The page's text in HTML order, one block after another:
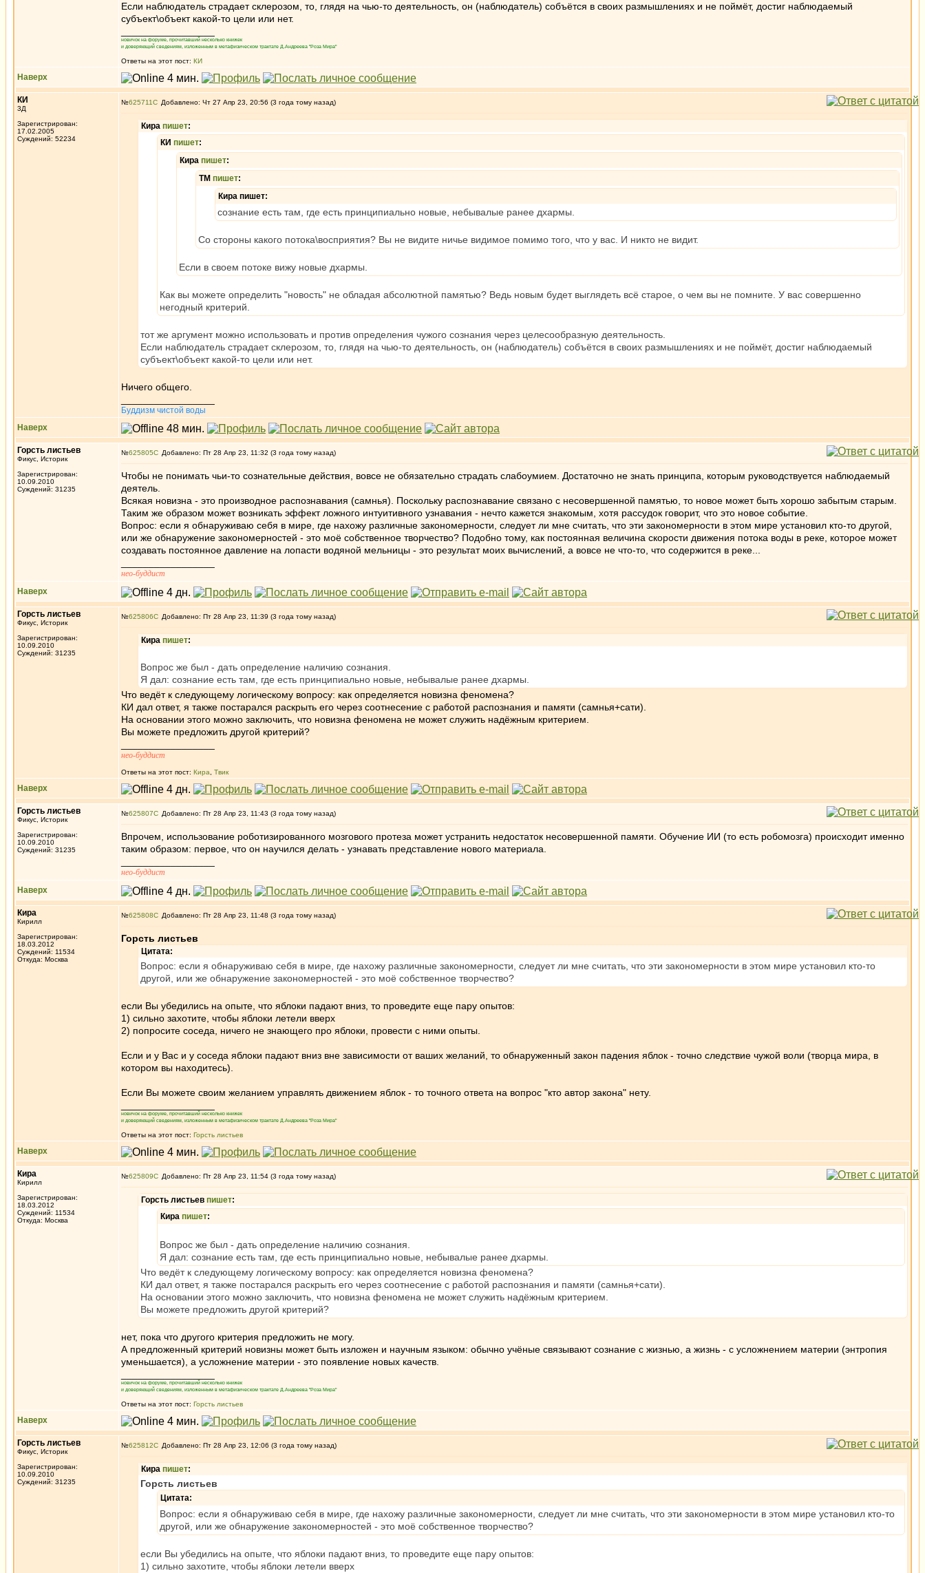
Если наблюдатель страдает склерозом, то, глядя на чью-то деятельность, он (наблюдатель) собъётся в своих размышлениях и не поймёт, достиг наблюдаемый
субъект\объект какой-то цели или нет.
новичок на форуме, прочитавший несколько книжек
и доверяющий сведениям, изложенным в метафизическом трактате Д.Андреева "Роза Мира"
Ответы на этот пост: КИ
Наверх
КИ
3Д
Зарегистрирован:
17.02.2005
Суждений: 52234
№625711 Добавлено: Чт 27 Апр 23, 20:56 (3 года тому назад)
Кира пишет:
КИ пишет:
Кира пишет:
ТМ пишет:
Кира пишет:
сознание есть там, где есть принципиально новые, небывалые ранее дхармы.
Со стороны какого потока\восприятия? Вы не видите ничье видимое помимо того, что у вас. И никто не видит.
Если в своем потоке вижу новые дхармы.
Как вы можете определить "новость" не обладая абсолютной памятью? Ведь новым будет выглядеть всё старое, о чем вы не помните. У вас совершенно
негодный критерий.
тот же аргумент можно использовать и против определения чужого сознания через целесообразную деятельность.
Если наблюдатель страдает склерозом, то, глядя на чью-то деятельность, он (наблюдатель) собъётся в своих размышлениях и не поймёт, достиг наблюдаемый
субъект\объект какой-то цели или нет.
Ничего общего.
Буддизм чистой воды
Наверх
Горсть листьев
Фикус, Историк
Зарегистрирован:
10.09.2010
Суждений: 31235
№625805 Добавлено: Пт 28 Апр 23, 11:32 (3 года тому назад)
Чтобы не понимать чьи-то сознательные действия, вовсе не обязательно страдать слабоумием. Достаточно не знать принципа, которым руководствуется наблюдаемый
деятель.
Всякая новизна - это производное распознавания (самнья). Поскольку распознавание связано с несовершенной памятью, то новое может быть хорошо забытым старым.
Таким же образом может возникать эффект ложного интуитивного узнавания - нечто кажется знакомым, хотя рассудок говорит, что это новое событие.
Вопрос: если я обнаруживаю себя в мире, где нахожу различные закономерности, следует ли мне считать, что эти закономерности в этом мире установил кто-то другой,
или же обнаружение закономерностей - это моё собственное творчество? Подобно тому, как постоянная величина скорости движения потока воды в реке, которое может
создавать постоянное давление на лопасти водяной мельницы - это результат моих вычислений, а вовсе не что-то, что содержится в реке...
нео-буддист
Наверх
Горсть листьев
Фикус, Историк
Зарегистрирован:
10.09.2010
Суждений: 31235
№625806 Добавлено: Пт 28 Апр 23, 11:39 (3 года тому назад)
Кира пишет:
Вопрос же был - дать определение наличию сознания.
Я дал: сознание есть там, где есть принципиально новые, небывалые ранее дхармы.
Что ведёт к следующему логическому вопросу: как определяется новизна феномена?
КИ дал ответ, я также постарался раскрыть его через соотнесение с работой распознания и памяти (самнья+сати).
На основании этого можно заключить, что новизна феномена не может служить надёжным критерием.
Вы можете предложить другой критерий?
нео-буддист
Ответы на этот пост: Кира Твик
Наверх
Горсть листьев
Фикус, Историк
Зарегистрирован:
10.09.2010
Суждений: 31235
№625807 Добавлено: Пт 28 Апр 23, 11:43 (3 года тому назад)
Впрочем, использование роботизированного мозгового протеза может устранить недостаток несовершенной памяти. Обучение ИИ (то есть робомозга) происходит именно
таким образом: первое, что он научился делать - узнавать представление нового материала.
нео-буддист
Наверх
Кира
Кирилл
Зарегистрирован:
18.03.2012
Суждений: 11534
Откуда: Москва
№625808 Добавлено: Пт 28 Апр 23, 11:48 (3 года тому назад)
Горсть листьев
Цитата:
Вопрос: если я обнаруживаю себя в мире, где нахожу различные закономерности, следует ли мне считать, что эти закономерности в этом мире установил кто-то
другой, или же обнаружение закономерностей - это моё собственное творчество?
если Вы убедились на опыте, что яблоки падают вниз, то проведите еще пару опытов:
1) сильно захотите, чтобы яблоки летели вверх
2) попросите соседа, ничего не знающего про яблоки, провести с ними опыты.
Если и у Вас и у соседа яблоки падают вниз вне зависимости от ваших желаний, то обнаруженный закон падения яблок - точно следствие чужой воли (творца мира, в
котором вы находитесь).
Если Вы можете своим желанием управлять движением яблок - то точного ответа на вопрос "кто автор закона" нету.
новичок на форуме, прочитавший несколько книжек
и доверяющий сведениям, изложенным в метафизическом трактате Д.Андреева "Роза Мира"
Ответы на этот пост: Горсть листьев
Наверх
Кира
Кирилл
Зарегистрирован:
18.03.2012
Суждений: 11534
Откуда: Москва
№625809 Добавлено: Пт 28 Апр 23, 11:54 (3 года тому назад)
Горсть листьев пишет:
Кира пишет:
Вопрос же был - дать определение наличию сознания.
Я дал: сознание есть там, где есть принципиально новые, небывалые ранее дхармы.
Что ведёт к следующему логическому вопросу: как определяется новизна феномена?
КИ дал ответ, я также постарался раскрыть его через соотнесение с работой распознания и памяти (самнья+сати).
На основании этого можно заключить, что новизна феномена не может служить надёжным критерием.
Вы можете предложить другой критерий?
нет, пока что другого критерия предложить не могу.
А предложенный критерий новизны может быть изложен и научным языком: обычно учёные связывают сознание с жизнью, а жизнь - с усложнением материи (энтропия
уменьшается), а усложнение материи - это появление новых качеств.
новичок на форуме, прочитавший несколько книжек
и доверяющий сведениям, изложенным в метафизическом трактате Д.Андреева "Роза Мира"
Ответы на этот пост: Горсть листьев
Наверх
Горсть листьев
Фикус, Историк
Зарегистрирован:
10.09.2010
Суждений: 31235
№625812 Добавлено: Пт 28 Апр 23, 12:06 (3 года тому назад)
Кира пишет:
Горсть листьев
Цитата:
Вопрос: если я обнаруживаю себя в мире, где нахожу различные закономерности, следует ли мне считать, что эти закономерности в этом мире установил кто-то
другой, или же обнаружение закономерностей - это моё собственное творчество?
если Вы убедились на опыте, что яблоки падают вниз, то проведите еще пару опытов:
1) сильно захотите, чтобы яблоки летели вверх